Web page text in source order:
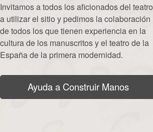
Invitamos a todos los aficionados del teatro
a utilizar el sitio y pedimos la colaboración
de todos los que tienen experiencia en la
cultura de los manuscritos y el teatro de la
España de la primera modernidad.
Ayuda a Construir Manos